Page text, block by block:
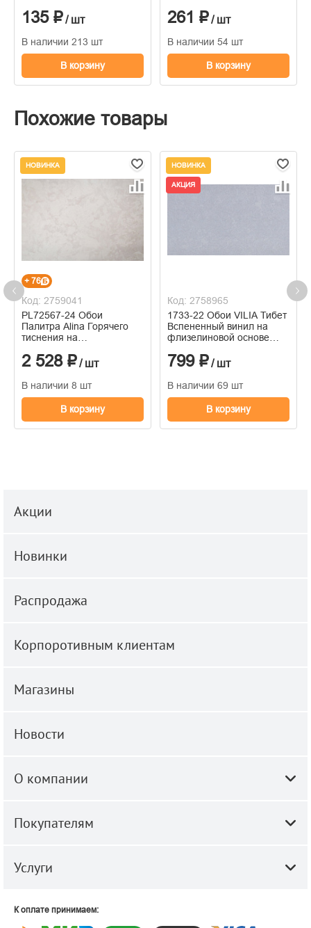
135 ₽/ шт
В наличии 213 шт
В корзину
261 ₽/ шт
В наличии 54 шт
В корзину
Похожие товары
НОВИНКА
+ 76
Код: 2759041
PL72567-24 Обои
Палитра Alina Горячего
тиснения на
1.06м x 10.05
2 528 ₽/ шт
В наличии 8 шт
В корзину
НОВИНКА
АКЦИЯ
Код: 2758965
1733-22 Обои VILIA Тибет
Вспененный винил на
флизелиновой основе
799 ₽/ шт
В наличии 69 шт
В корзину
Акции
Новинки
Распродажа
Корпоротивным клиентам
Магазины
Новости
О компании
Покупателям
Услуги
К оплате принимаем: